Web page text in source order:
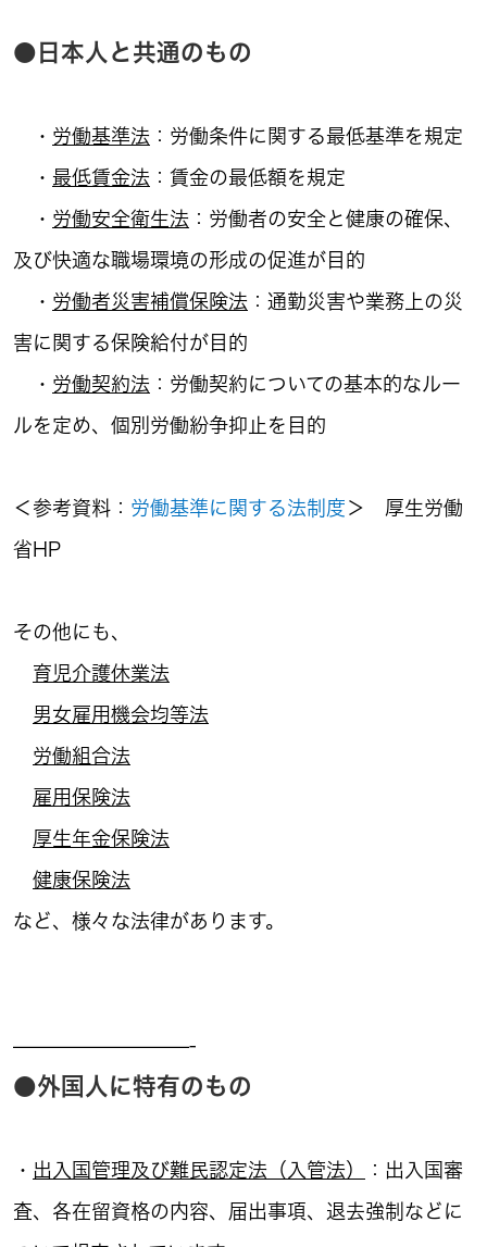
●日本人と共通のもの
・ 労働基準法 ：労働条件に関する最低基準を規定
・ 最低賃金法 ：賃金の最低額を規定
・ 労働安全衛生法 ：労働者の安全と健康の確保、
及び快適な職場環境の形成の促進が目的
・ 労働者災害補償保険法 ：通勤災害や業務上の災
害に関する保険給付が目的
・ 労働契約法 ：労働契約についての基本的なルー
ルを定め、個別労働紛争抑止を目的
＜参考資料： 労働基準に関する法制度 ＞ 厚生労働
省HP
その他にも、
育児介護休業法
男女雇用機会均等法
労働組合法
雇用保険法
厚生年金保険法
健康保険法
など、様々な法律があります。
—————————-
●外国人に特有のもの
・ 出入国管理及び難民認定法（入管法） ：出入国審
査、各在留資格の内容、届出事項、退去強制などに